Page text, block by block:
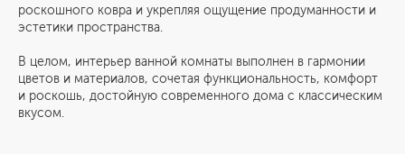
роскошного ковра и укрепляя ощущение продуманности и
эстетики пространства.
В целом, интерьер ванной комнаты выполнен в гармонии
цветов и материалов, сочетая функциональность, комфорт
и роскошь, достойную современного дома с классическим
вкусом.